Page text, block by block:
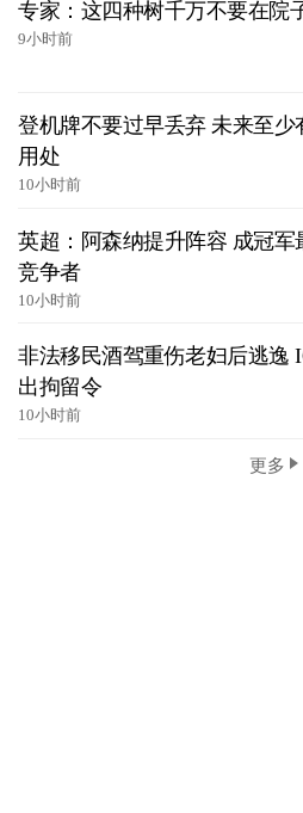
专家：这四种树千万不要在院
9小时前
登机牌不要过早丢弃 未来至少
用处
10小时前
英超：阿森纳提升阵容 成冠军
竞争者
10小时前
非法移民酒驾重伤老妇后逃逸
出拘留令
10小时前
更多